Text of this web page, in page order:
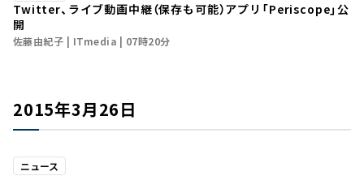
Twitter、ライブ動画中継（保存も可能）アプリ「Periscope」公
開
佐藤由紀子 ITmedia 07時20分
2015年3月26日
ニュース